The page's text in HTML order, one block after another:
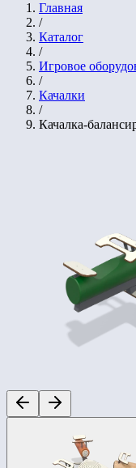
Главная
/
Каталог
/
Игровое
/
Качалки
/
Качалка-